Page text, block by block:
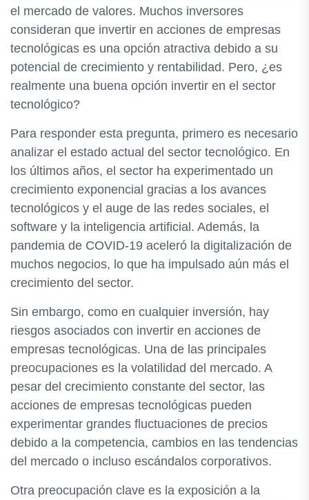
el mercado de valores. Muchos inversores
consideran que invertir en acciones de empresas
tecnológicas es una opción atractiva debido a su
potencial de crecimiento y rentabilidad. Pero, ¿es
realmente una buena opción invertir en el sector
tecnológico?
Para responder esta pregunta, primero es necesario
analizar el estado actual del sector tecnológico. En
los últimos años, el sector ha experimentado un
crecimiento exponencial gracias a los avances
tecnológicos y el auge de las redes sociales, el
software y la inteligencia artificial. Además, la
pandemia de COVID-19 aceleró la digitalización de
muchos negocios, lo que ha impulsado aún más el
crecimiento del sector.
Sin embargo, como en cualquier inversión, hay
riesgos asociados con invertir en acciones de
empresas tecnológicas. Una de las principales
preocupaciones es la volatilidad del mercado. A
pesar del crecimiento constante del sector, las
acciones de empresas tecnológicas pueden
experimentar grandes fluctuaciones de precios
debido a la competencia, cambios en las tendencias
del mercado o incluso escándalos corporativos.
Otra preocupación clave es la exposición a la